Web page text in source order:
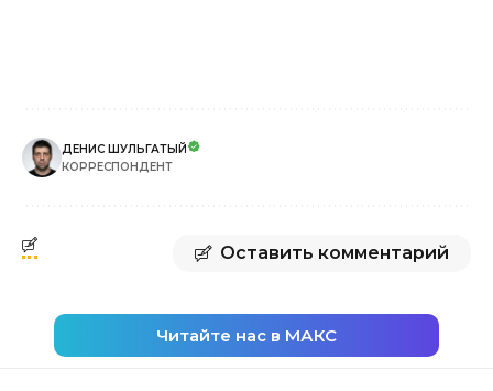
ДЕНИС ШУЛЬГАТЫЙ
КОРРЕСПОНДЕНТ
Оставить комментарий
Читайте нас в МАКС